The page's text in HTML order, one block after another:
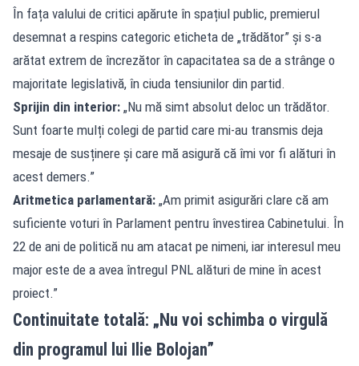
În fața valului de critici apărute în spațiul public, premierul
desemnat a respins categoric eticheta de „trădător” și s-a
arătat extrem de încrezător în capacitatea sa de a strânge o
majoritate legislativă, în ciuda tensiunilor din partid.
Sprijin din interior: „Nu mă simt absolut deloc un trădător.
Sunt foarte mulți colegi de partid care mi-au transmis deja
mesaje de susținere și care mă asigură că îmi vor fi alături în
acest demers.”
Aritmetica parlamentară: „Am primit asigurări clare că am
suficiente voturi în Parlament pentru învestirea Cabinetului. În
22 de ani de politică nu am atacat pe nimeni, iar interesul meu
major este de a avea întregul PNL alături de mine în acest
proiect.”
Continuitate totală: „Nu voi schimba o virgulă
din programul lui Ilie Bolojan”